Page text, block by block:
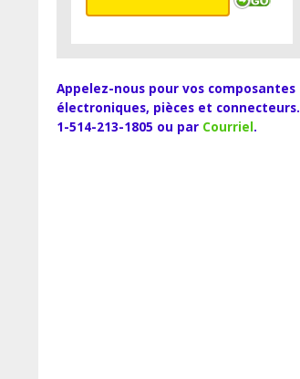
Appelez-nous pour vos composantes
électroniques, pièces et connecteurs.
1-514-213-1805 ou par Courriel.